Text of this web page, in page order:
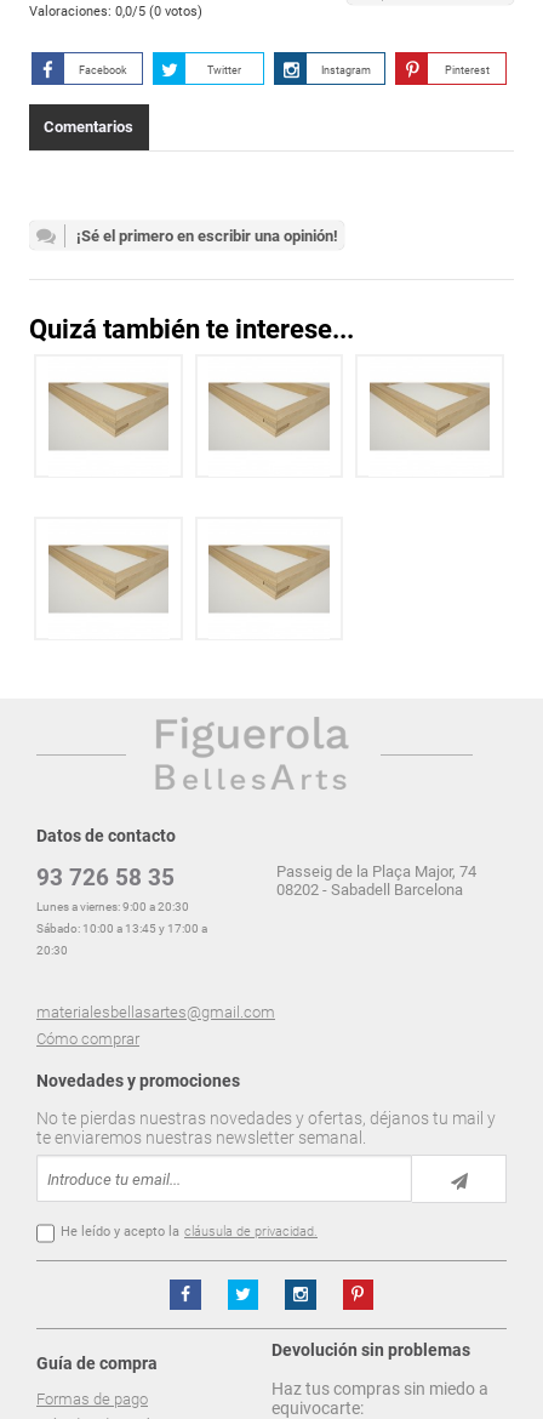
Valoraciones: 0,0/5 (0votos)
Facebook Twitter Instagram Pinterest
Comentarios
¡Sé el primero en escribir una opinión!
Quizá también te interese...
Datos de contacto
93 726 58 35
Lunes a viernes: 9:00 a 20:30
Sábado: 10:00 a 13:45 y 17:00 a
20:30
materialesbellasartes@gmail.com
Cómo comprar
Passeig de la Plaça Major, 74
08202 - Sabadell Barcelona
Novedades y promociones
No te pierdas nuestras novedades y ofertas, déjanos tu mail y
te enviaremos nuestras newsletter semanal.
He leído y acepto la cláusula de privacidad.
Guía de compra
Formas de pago
Devolución sin problemas
Haz tus compras sin miedo a
equivocarte: